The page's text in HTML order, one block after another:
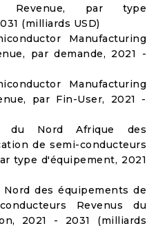
Revenue, par type
(milliards USD)
Manufacturing
par demande, 2021 -
Manufacturing
par Fin-User, 2021 -
du Nord Afrique des
de semi-conducteurs
type d'équipement, 2021
des équipements de
Revenus du
2021 - 2031 (milliards